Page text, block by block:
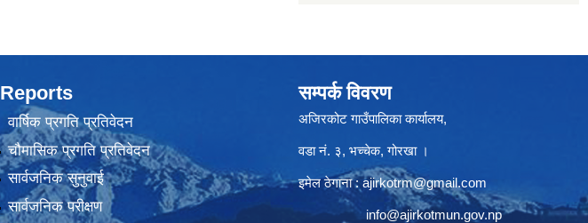
Reports
वार्षिक प्रगति प्रतिवेदन
चौमासिक प्रगति प्रतिवेदन
सार्वजनिक सुनुवाई
सार्वजनिक परीक्षण
सम्पर्क विवरण
अजिरकोट गाउँपालिका कार्यालय,
वडा नं. ३, भच्चेक, गोरखा ।
इमेल ठेगाना : ajirkotrm@gmail.com
info@ajirkotmun.gov.np